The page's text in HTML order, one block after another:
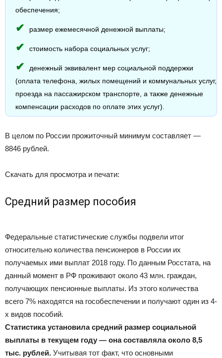
обеспечения;
размер ежемесячной денежной выплаты;
стоимость набора социальных услуг;
денежный эквивалент мер социальной поддержки
(оплата телефона, жилых помещений и коммунальных услуг,
проезда на пассажирском транспорте, а также денежные
компенсации расходов по оплате этих услуг).
В целом по России прожиточный минимум составляет —
8846 рублей.
Скачать для просмотра и печати:
Средний размер пособия
Федеральные статистические службы подвели итог
относительно количества пенсионеров в России их
получаемых ими выплат 2018 году. По данным Росстата, на
данный момент в РФ проживают около 43 млн. граждан,
получающих пенсионные выплаты. Из этого количества
всего 7% находятся на гособеспечении и получают один из 4-
х видов пособий.
Статистика установила средний размер социальной
выплаты в текущем году — она составляла около 8,5
тыс. рублей. Учитывая тот факт, что основными